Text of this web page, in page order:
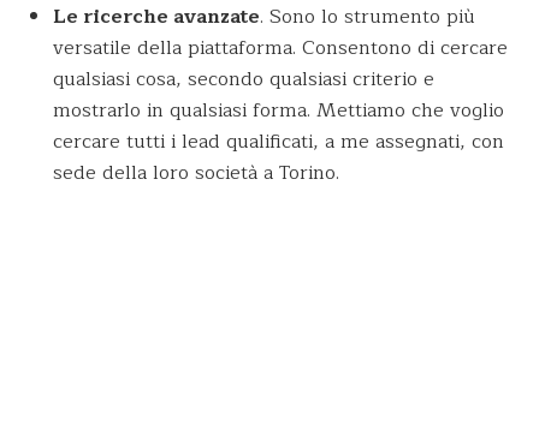
Le ricerche avanzate. Sono lo strumento più
versatile della piattaforma. Consentono di cercare
qualsiasi cosa, secondo qualsiasi criterio e
mostrarlo in qualsiasi forma. Mettiamo che voglio
cercare tutti i lead qualificati, a me assegnati, con
sede della loro società a Torino.